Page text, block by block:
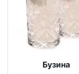
Бузина